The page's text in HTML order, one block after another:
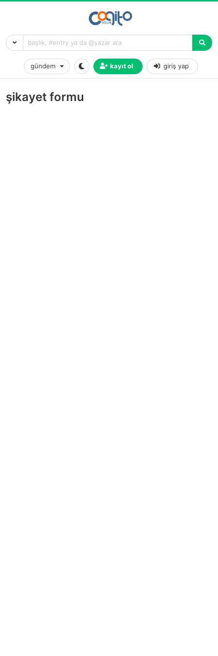
gündem kayıt ol giriş yap
şikayet formu